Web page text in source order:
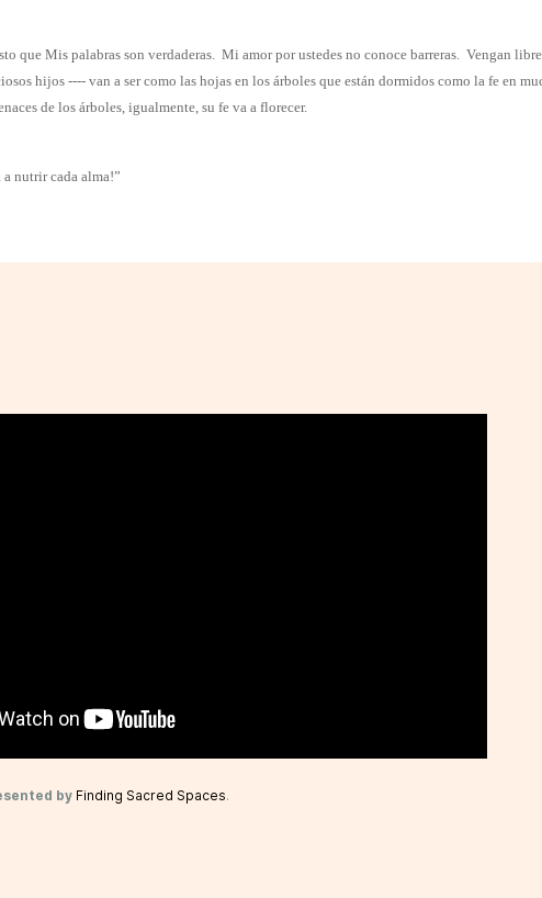
que Mis palabras son verdaderas. Mi amor por ustedes no conoce barreras. Vengan
hijos ---- van a ser como las hojas en los árboles que están dormidos como la fe en
de los árboles, igualmente, su fe va a florecer.
a nutrir cada alma!”
by Finding Sacred Spaces.